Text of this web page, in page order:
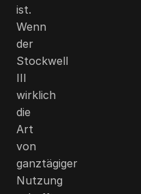
ist.
Wenn
der
Stockwell
III
wirklich
die
Art
von
ganztägiger
Nutzung